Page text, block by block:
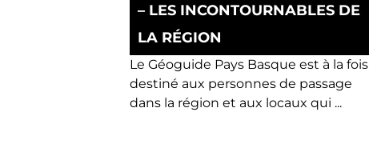
– LES INCONTOURNABLES DE
LA RÉGION
Le Géoguide Pays Basque est à la fois
destiné aux personnes de passage
dans la région et aux locaux qui ...